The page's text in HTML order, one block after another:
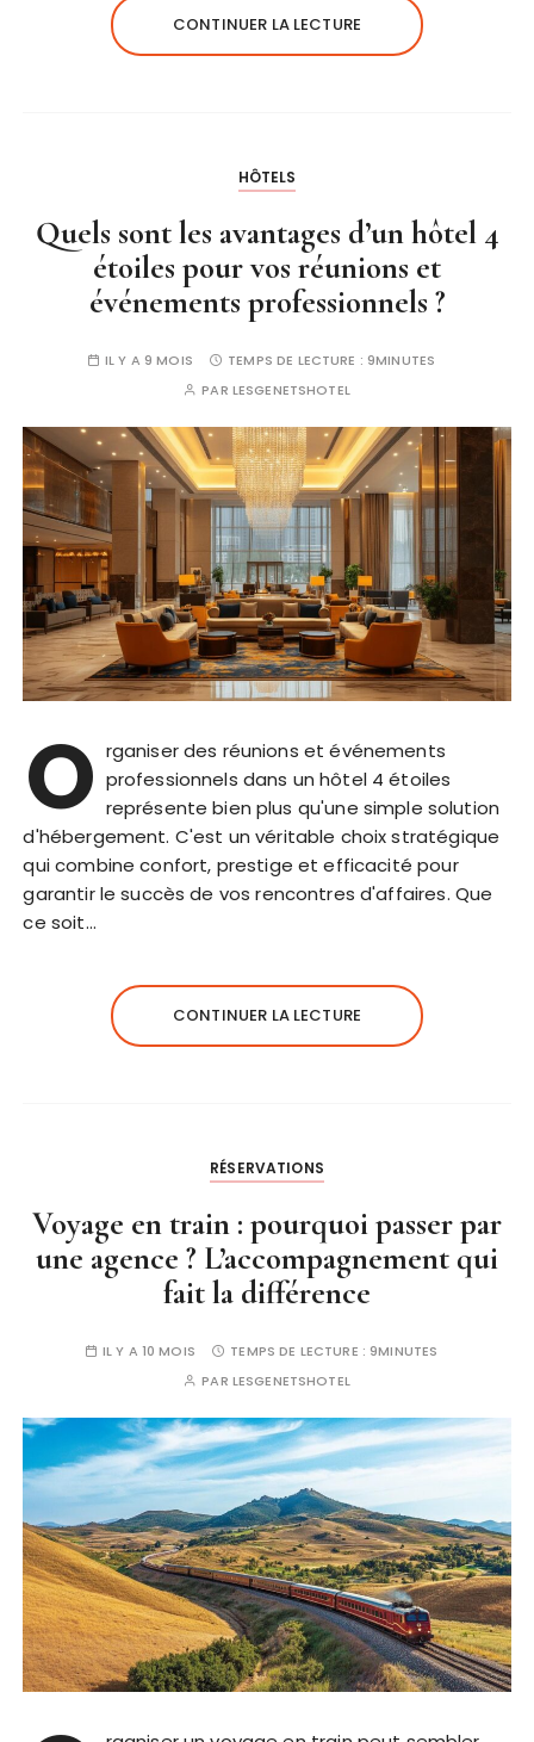
CONTINUER LA LECTURE
HÔTELS
Quels sont les avantages d’un hôtel 4
étoiles pour vos réunions et
événements professionnels ?
IL Y A 9 MOIS TEMPS DE LECTURE : 9MINUTES
PAR LESGENETSHOTEL
O rganiser des réunions et événements
professionnels dans un hôtel 4 étoiles
représente bien plus qu'une simple solution
d'hébergement. C'est un véritable choix stratégique
qui combine confort, prestige et efficacité pour
garantir le succès de vos rencontres d'affaires. Que
ce soit…
CONTINUER LA LECTURE
RÉSERVATIONS
Voyage en train : pourquoi passer par
une agence ? L’accompagnement qui
fait la différence
IL Y A 10 MOIS TEMPS DE LECTURE : 9MINUTES
PAR LESGENETSHOTEL